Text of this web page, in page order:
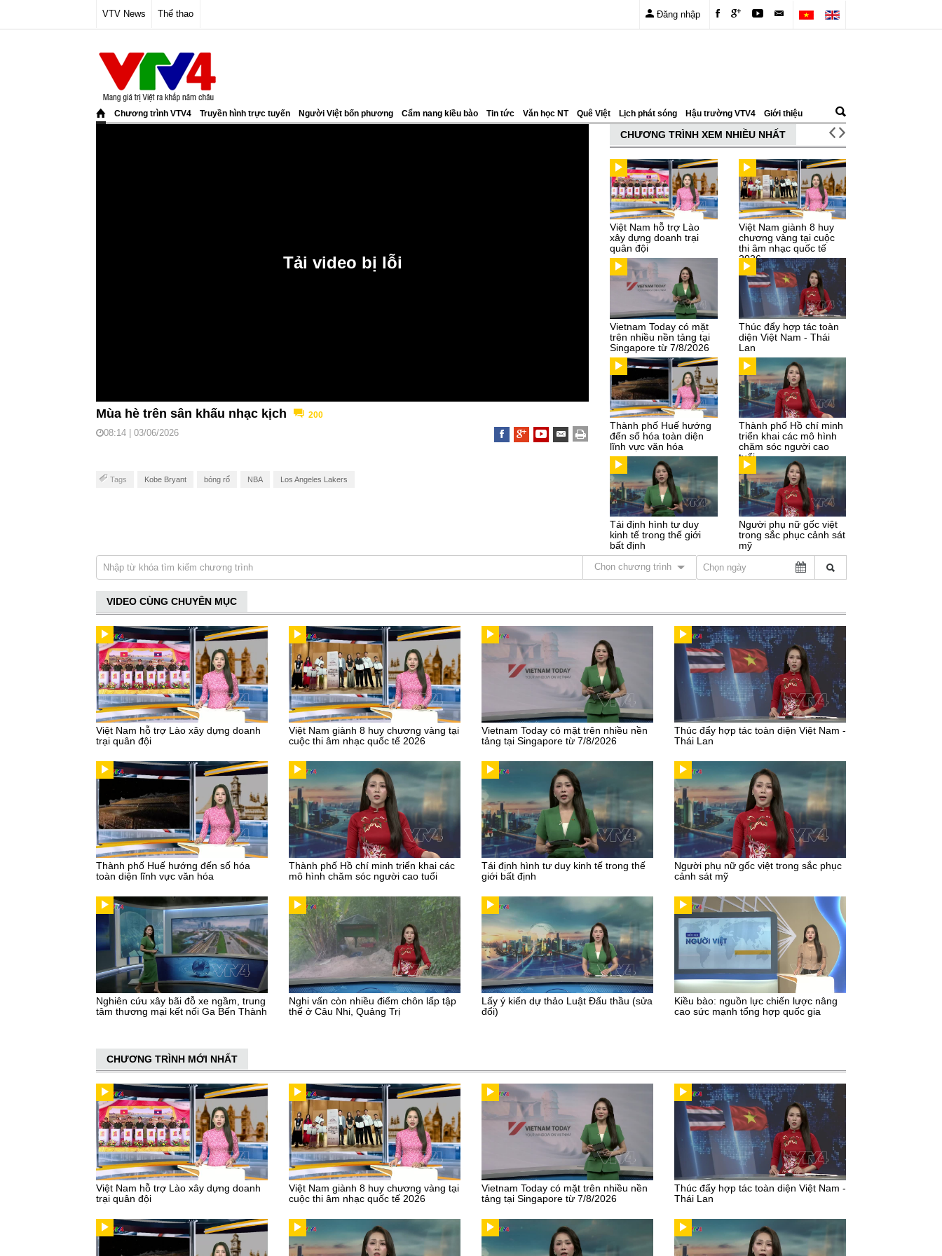
VTV News Thể thao Đăng nhập
Chương trình VTV4 Truyền hình trực tuyến Người Việt bốn phương Cẩm nang kiều bào Tin tức Văn học NT Quê Việt Lịch phát sóng Hậu trường VTV4 Giới thiệu
Mùa hè trên sân khấu nhạc kịch 200
08:14 | 03/06/2026
Tags Kobe Bryant bóng rổ NBA Los Angeles Lakers
CHƯƠNG TRÌNH XEM NHIỀU NHẤT
Việt Nam hỗ trợ Lào
xây dựng doanh trại
quân đội
Việt Nam giành 8 huy
chương vàng tại cuộc
thi âm nhạc quốc tế
2026
Vietnam Today có mặt
trên nhiều nền tảng tại
Singapore từ 7/8/2026
Thúc đẩy hợp tác toàn
diện Việt Nam - Thái
Lan
Thành phố Huế hướng
đến số hóa toàn diện
lĩnh vực văn hóa
Thành phố Hồ chí minh
triển khai các mô hình
chăm sóc người cao
tuổi
Tái định hình tư duy
kinh tế trong thế giới
bất định
Người phụ nữ gốc việt
trong sắc phục cảnh sát
mỹ
Chọn chương trình
VIDEO CÙNG CHUYÊN MỤC
Việt Nam hỗ trợ Lào xây dựng doanh
trại quân đội
Việt Nam giành 8 huy chương vàng tại
cuộc thi âm nhạc quốc tế 2026
Vietnam Today có mặt trên nhiều nền
tảng tại Singapore từ 7/8/2026
Thúc đẩy hợp tác toàn diện Việt Nam -
Thái Lan
Thành phố Huế hướng đến số hóa
toàn diện lĩnh vực văn hóa
Thành phố Hồ chí minh triển khai các
mô hình chăm sóc người cao tuổi
Tái định hình tư duy kinh tế trong thế
giới bất định
Người phụ nữ gốc việt trong sắc phục
cảnh sát mỹ
Nghiên cứu xây bãi đỗ xe ngầm, trung
tâm thương mại kết nối Ga Bến Thành
Nghi vấn còn nhiều điểm chôn lấp tập
thể ở Câu Nhi, Quảng Trị
Lấy ý kiến dự thảo Luật Đấu thầu (sửa
đổi)
Kiều bào: nguồn lực chiến lược nâng
cao sức mạnh tổng hợp quốc gia
CHƯƠNG TRÌNH MỚI NHẤT
Việt Nam hỗ trợ Lào xây dựng doanh
trại quân đội
Việt Nam giành 8 huy chương vàng tại
cuộc thi âm nhạc quốc tế 2026
Vietnam Today có mặt trên nhiều nền
tảng tại Singapore từ 7/8/2026
Thúc đẩy hợp tác toàn diện Việt Nam -
Thái Lan